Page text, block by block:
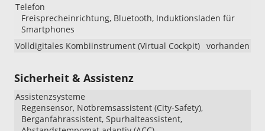
Telefon
Freisprecheinrichtung, Bluetooth, Induktionsladen für
Smartphones
Volldigitales Kombiinstrument (Virtual Cockpit) vorhanden
Sicherheit & Assistenz
Assistenzsysteme
Regensensor, Notbremsassistent (City-Safety),
Berganfahrassistent, Spurhalteassistent,